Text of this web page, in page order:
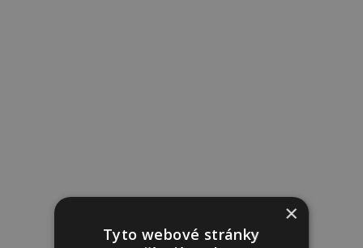
×
Tyto webové stránky